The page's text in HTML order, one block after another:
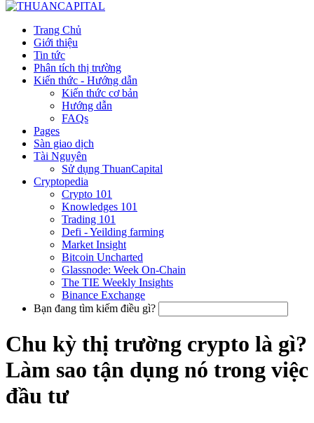
Trang Chủ
Giới thiệu
Tin tức
Phân tích thị trường
Kiến thức - Hướng dẫn
Kiến thức cơ bản
Hướng dẫn
FAQs
Pages
Sàn giao dịch
Tài Nguyên
Sử dụng ThuanCapital
Cryptopedia
Crypto 101
Knowledges 101
Trading 101
Defi - Yeilding farming
Market Insight
Bitcoin Uncharted
Glassnode: Week On-Chain
The TIE Weekly Insights
Binance Exchange
Bạn đang tìm kiếm điều gì?
Chu kỳ thị trường crypto là gì?
Làm sao tận dụng nó trong việc
đầu tư